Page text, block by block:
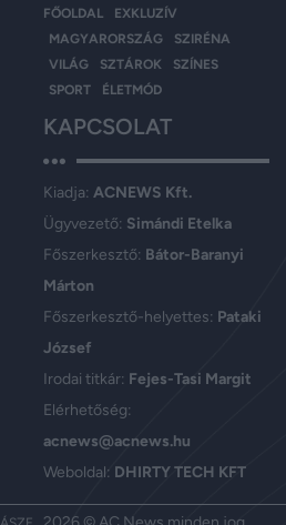
FŐOLDAL
EXKLUZÍV
MAGYARORSZÁG
SZIRÉNA
VILÁG
SZTÁROK
SZÍNES
SPORT
ÉLETMÓD
KAPCSOLAT
Kiadja: ACNEWS Kft.
Ügyvezető: Simándi Etelka
Főszerkesztő: Bátor-Baranyi
Márton
Főszerkesztő-helyettes: Pataki
József
Irodai titkár: Fejes-Tasi Margit
Elérhetőség:
acnews@acnews.hu
Weboldal: DHIRTY TECH KFT